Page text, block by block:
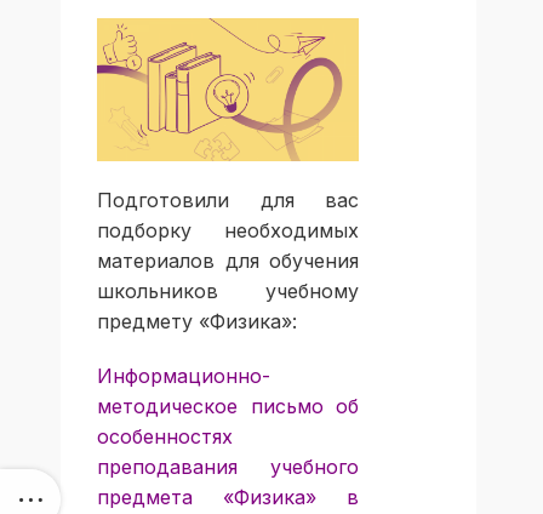
Подготовили для вас
подборку необходимых
материалов для обучения
школьников учебному
предмету «Физика»:
Информационно-
методическое письмо об
особенностях
преподавания учебного
предмета «Физика» в